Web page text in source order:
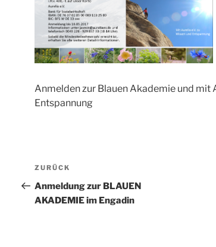
Anmelden zur Blauen Akademie und mit
Entspannung
Beitragsnavigation
Vorheriger
Beitrag
ZURÜCK
Anmeldung zur BLAUEN
AKADEMIE im Engadin